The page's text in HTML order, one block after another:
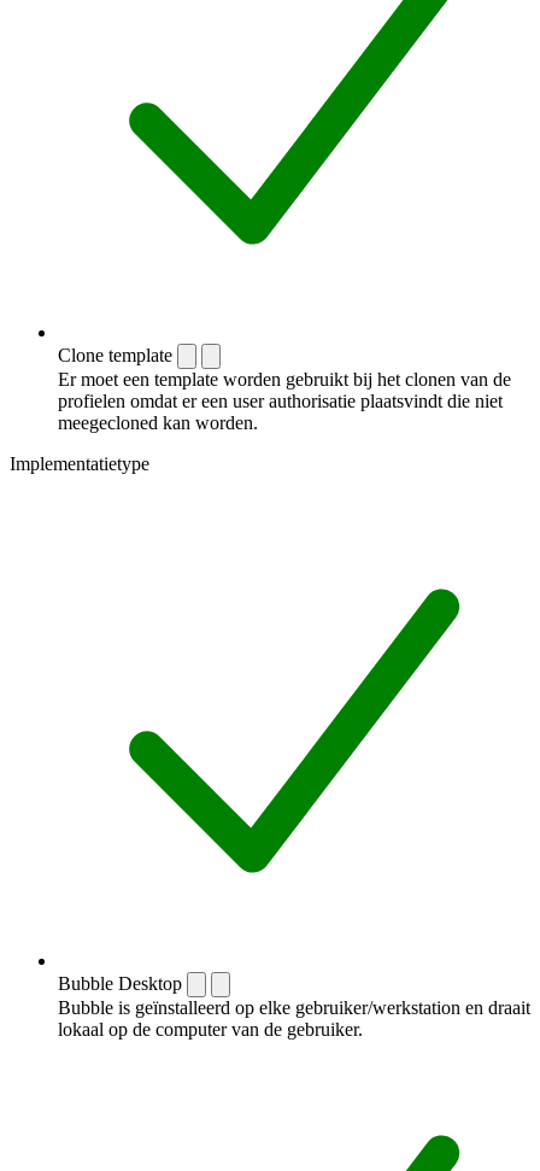
Clone template
Er moet een template worden gebruikt bij het clonen van de
profielen omdat er een user authorisatie plaatsvindt die niet
meegecloned kan worden.
Implementatietype
Bubble Desktop
Bubble is geïnstalleerd op elke gebruiker/werkstation en draait
lokaal op de computer van de gebruiker.